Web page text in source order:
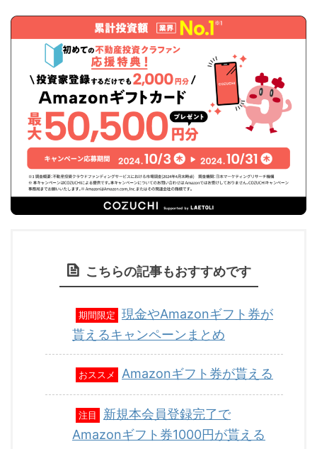
こちらの記事もおすすめです
期間限定
現金やAmazonギフト券が
貰えるキャンペーンまとめ
おススメ Amazonギフト券が貰える
注目
新規本会員登録完了で
Amazonギフト券1000円が貰える